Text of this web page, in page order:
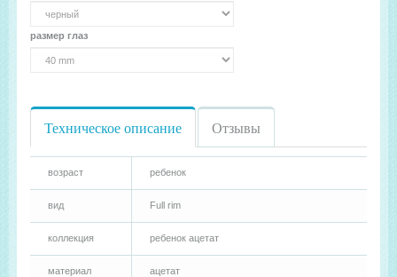
размер глаз
Техническое описание Отзывы
возраст ребенок
вид Full rim
коллекция ребенок ацетат
материал ацетат